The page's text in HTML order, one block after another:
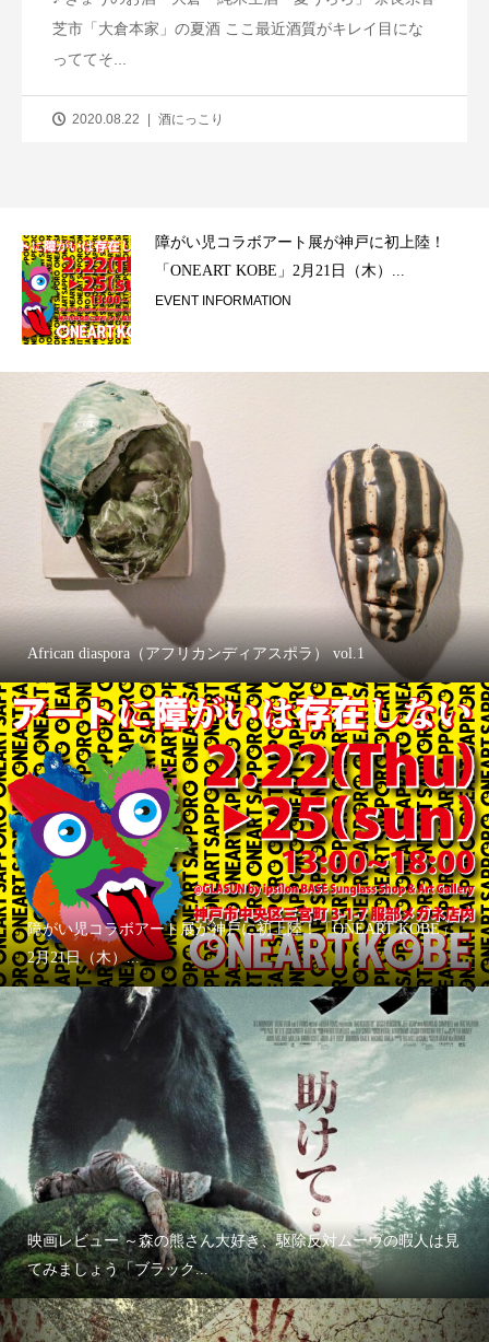
芝市「大倉本家」の夏酒 ここ最近酒質がキレイ目にな
っててそ...
2020.08.22 酒にっこり
障がい児コラボアート展が神戸に初上陸！
「ONEART KOBE」2月21日（木）...
EVENT INFORMATION
African diaspora（アフリカンディアスポラ） vol.1
障がい児コラボアート展が神戸に初上陸！「ONEART KOBE」
2月21日（木）...
映画レビュー ～森の熊さん大好き、駆除反対ムーヴの暇人は見
てみましょう「ブラック...